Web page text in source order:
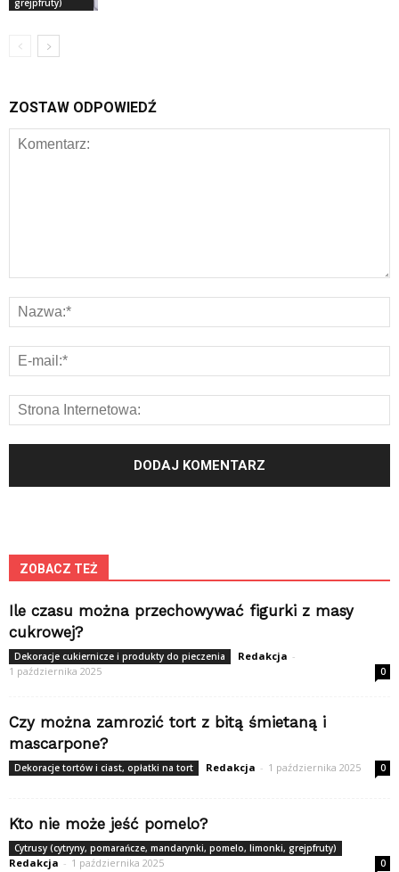
ZOSTAW ODPOWIEDŹ
ZOBACZ TEŻ
Ile czasu można przechowywać figurki z masy
cukrowej?
Dekoracje cukiernicze i produkty do pieczenia Redakcja -
1 października 2025
0
Czy można zamrozić tort z bitą śmietaną i
mascarpone?
Dekoracje tortów i ciast, opłatki na tort Redakcja - 1 października 2025 0
Kto nie może jeść pomelo?
Cytrusy (cytryny, pomarańcze, mandarynki, pomelo, limonki, grejpfruty)
Redakcja - 1 października 2025 0